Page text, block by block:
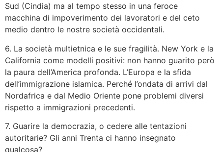
Sud (Cindia) ma al tempo stesso in una feroce
macchina di impoverimento dei lavoratori e del ceto
medio dentro le nostre società occidentali.
6. La società multietnica e le sue fragilità. New York e la
California come modelli positivi: non hanno guarito però
la paura dell’America profonda. L’Europa e la sfida
dell’immigrazione islamica. Perché l’ondata di arrivi dal
Nordafrica e dal Medio Oriente pone problemi diversi
rispetto a immigrazioni precedenti.
7. Guarire la democrazia, o cedere alle tentazioni
autoritarie? Gli anni Trenta ci hanno insegnato
qualcosa?